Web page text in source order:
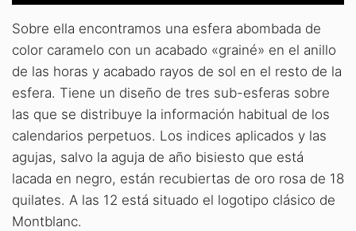
Sobre ella encontramos una esfera abombada de
color caramelo con un acabado «grainé» en el anillo
de las horas y acabado rayos de sol en el resto de la
esfera. Tiene un diseño de tres sub-esferas sobre
las que se distribuye la información habitual de los
calendarios perpetuos. Los indices aplicados y las
agujas, salvo la aguja de año bisiesto que está
lacada en negro, están recubiertas de oro rosa de 18
quilates. A las 12 está situado el logotipo clásico de
Montblanc.